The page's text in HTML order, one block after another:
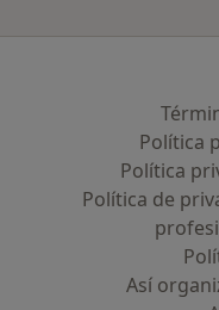
Política
Política
Política de
Así